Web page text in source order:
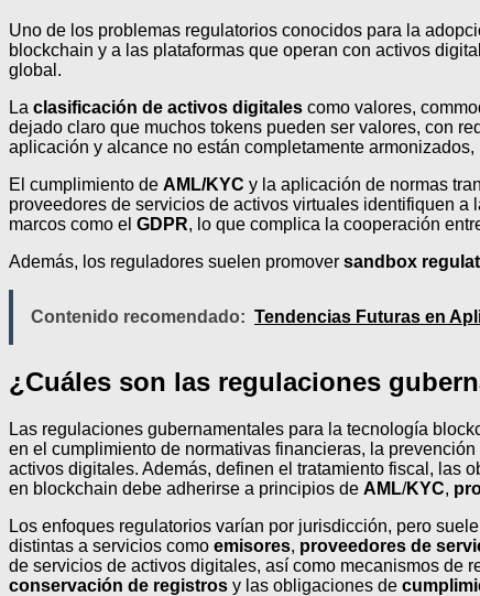
Uno de los problemas regulatorios conocidos para la
blockchain y a las plataformas que operan con activos
global.
La clasificación de activos digitales como valores,
dejado claro que muchos tokens pueden ser valores, con
aplicación y alcance no están completamente
El cumplimiento de AML/KYC y la aplicación de normas
proveedores de servicios de activos virtuales identifiquen
marcos como el GDPR, lo que complica la cooperación
Además, los reguladores suelen promover sandbox
Contenido recomendado: Tendencias Futuras en
¿Cuáles son las regulaciones
Las regulaciones gubernamentales para la tecnología
en el cumplimiento de normativas financieras, la
activos digitales. Además, definen el tratamiento fiscal, las
en blockchain debe adherirse a principios de AML/KYC,
Los enfoques regulatorios varían por jurisdicción, pero
distintas a servicios como emisores, proveedores de
de servicios de activos digitales, así como mecanismos de
conservación de registros y las obligaciones de